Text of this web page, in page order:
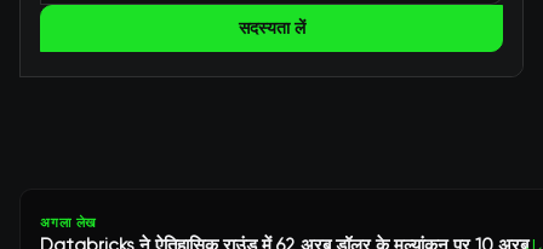
सदस्यता लें
अगला लेख